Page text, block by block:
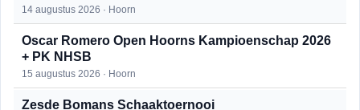
14 augustus 2026 · Hoorn
Oscar Romero Open Hoorns Kampioenschap 2026
+ PK NHSB
15 augustus 2026 · Hoorn
Zesde Bomans Schaaktoernooi